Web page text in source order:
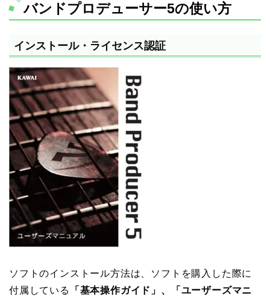
バンドプロデューサー5の使い方
インストール・ライセンス認証
ソフトのインストール方法は、ソフトを購入した際に
付属している
「基本操作ガイド」、「ユーザーズマニ